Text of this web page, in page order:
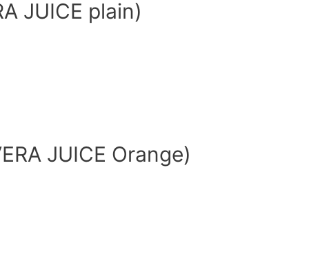
JUICE plain)
JUICE Orange)